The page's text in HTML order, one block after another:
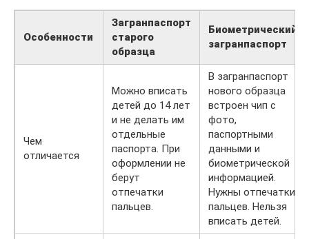
Особенности
Загранпаспорт
старого
образца
Биометрический
загранпаспорт
Чем
отличается
Можно вписать
детей до 14 лет
и не делать им
отдельные
паспорта. При
оформлении не
берут
отпечатки
пальцев.
В загранпаспорт
нового образца
встроен чип с
фото,
паспортными
данными и
биометрической
информацией.
Нужны отпечатки
пальцев. Нельзя
вписать детей.